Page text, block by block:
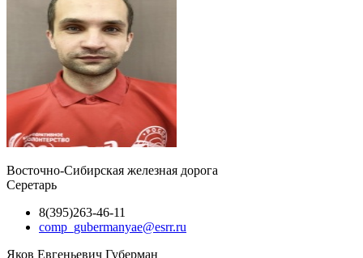
Восточно-Сибирская железная дорога
Серетарь
8(395)263-46-11
comp_gubermanyae@esrr.ru
Яков Евгеньевич Губерман